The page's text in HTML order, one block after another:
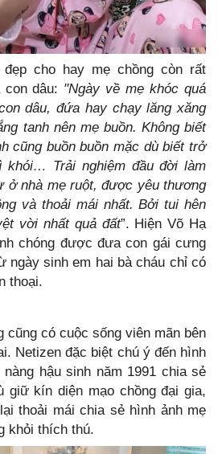
cho hay mẹ chồng còn rất
dâu: "Ngày về mẹ khóc quá
dâu, đứa hay chạy lăng xăng
tanh nên mẹ buồn. Không biết
cũng buồn buồn mặc dù biết trở
Trải nghiệm đầu đời làm
ở nhà mẹ ruột, được yêu thương
và thoải mái nhất. Bởi tui hên
vời nhất quả đất”. Hiện Võ Hạ
chóng được đưa con gái cưng
ngày sinh em hai bà cháu chỉ có
thoại.
cũng có cuộc sống viên mãn bên
Netizen đặc biệt chú ý đến hình
hậu sinh năm 1991 chia sẻ
giữ kín diện mạo chồng đại gia,
thoải mái chia sẻ hình ảnh mẹ
khỏi thích thú.